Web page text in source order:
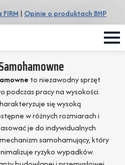
| Opinie o produktach BHP
to niezawodny sprzęt
podczas pracy na wysokości.
się wysoką
w różnych rozmiarach i
je do indywidualnych
samohamujący, który
ryzyko wypadków.